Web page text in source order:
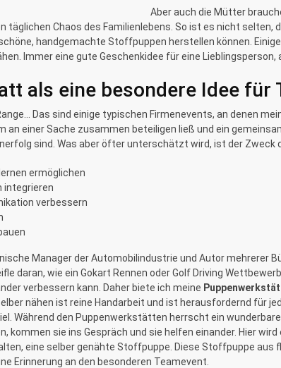
Aber auch die Mütter
täglichen Chaos des Familienlebens. So ist es nicht
handgemachte Stoffpuppen herstellen können.
Immer eine gute Geschenkidee für eine
als eine besondere Idee für
Das sind einige typischen Firmenevents, an denen
an einer Sache zusammen beteiligen ließ und ein
sind. Was aber öfter unterschätzt wird, ist der Zweck
ermöglichen
integrieren
verbessern
Manager der Automobilindustrie und Autor mehrerer
daran, wie ein Gokart Rennen oder Golf Driving
verbessern kann. Daher biete ich meine
nähen ist reine Handarbeit und ist herausfordernd für
Während den Puppenwerkstätten herrscht ein
kommen sie ins Gespräch und sie helfen einander. Hier
eine selber genähte Stoffpuppe. Diese Stoffpuppe
Erinnerung an den besonderen Teamevent.